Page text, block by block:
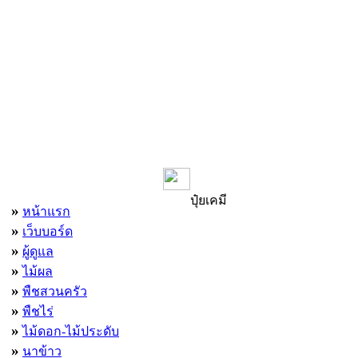
» หน้าแรก
» เว็บบอร์ด
» ผู้ดูแล
» ไม้ผล
» พืชสวนครัว
» พืชไร่
» ไม้ดอก-ไม้ประดับ
» นาข้าว
ปุ๋ยเคมี